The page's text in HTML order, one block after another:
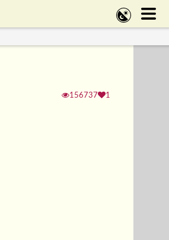
156737 1